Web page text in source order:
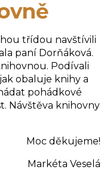
třídou navštívili
paní Dorňáková.
Podívali
obaluje knihy a
pohádkové
Návštěva knihovny
Moc děkujeme!
Markéta Veselá